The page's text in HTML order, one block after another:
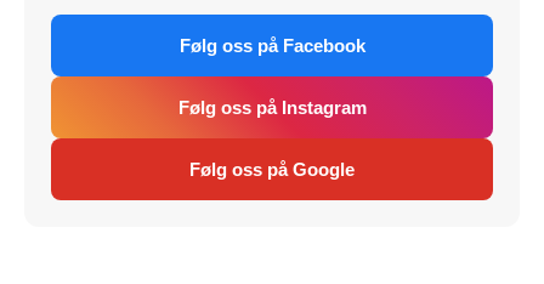
Følg oss på Facebook
Følg oss på Instagram
Følg oss på Google